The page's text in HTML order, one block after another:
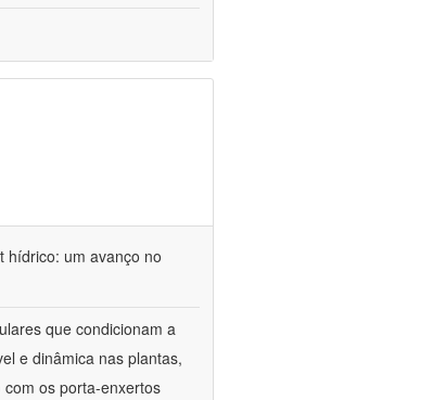
hídrico: um avanço no
que condicionam a
e dinâmica nas plantas,
os porta-enxertos